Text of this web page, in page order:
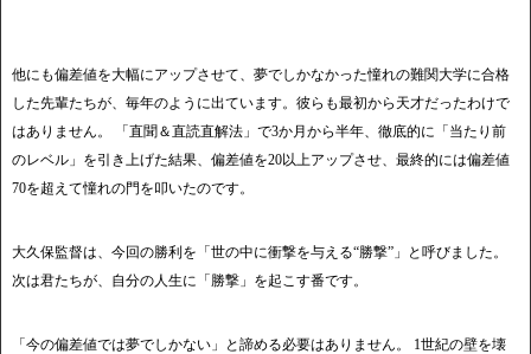
他にも偏差値を大幅にアップさせて、夢でしかなかった憧れの難関大学に合格
した先輩たちが、毎年のように出ています。彼らも最初から天才だったわけで
はありません。 「直聞＆直読直解法」で3か月から半年、徹底的に「当たり前
のレベル」を引き上げた結果、偏差値を20以上アップさせ、最終的には偏差値
70を超えて憧れの門を叩いたのです。
大久保監督は、今回の勝利を「世の中に衝撃を与える“勝撃”」と呼びました。
次は君たちが、自分の人生に「勝撃」を起こす番です。
「今の偏差値では夢でしかない」と諦める必要はありません。 1世紀の壁を壊